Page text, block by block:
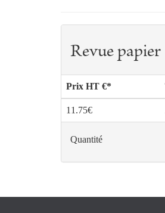
Revue papier
Prix HT €*
11.75€
Quantité